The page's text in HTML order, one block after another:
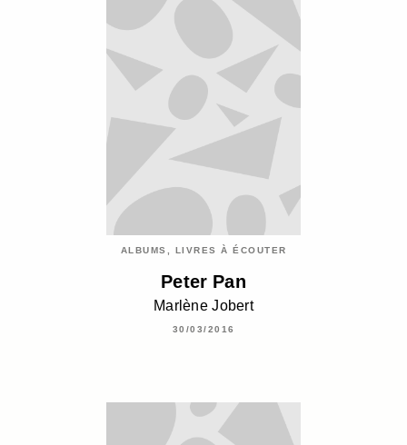
ALBUMS, LIVRES À ÉCOUTER
Peter Pan
Marlène Jobert
30/03/2016